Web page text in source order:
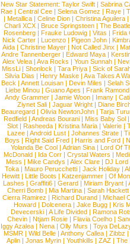
New Star Statement: Taylor Swift | Sabrina
Rae |Central Cee |Selena Gomez |Raye |
| Metallica | Celine Dion | Christina Aguilera |
Charli XCX |Bruce Springsteen |The
Rosenberg | Frauke Ludowig | Vitas | Frida
Nick Carter | Lucenzo | Pigeon John |
Aida |Christine Mayer |Not Called Jinx |
Andre Tannenberger | Edward Maya |
Alex Velea | Ava Rocks | Youn Sunnah |
MissLi | Shonlock | Tara Priya | Sick of
Silvia Dias |Henry Maske |Ava Takes A
Beck |Annett Louisan |Devin Miles |Selah
Liebe Minou |Guano Apes |Frank Ramond
Andy Grammer |Jamie Woon | Imany |
Ziynet Sali |Jaguar Wright |Diane
Beauregard |Olivia NewtonJohn |Tarja
Redfield | Andreas Bourani | Miss Baby Sol
Slot | Rasheeda | Kristina Maria | Valerie |
Lazee | Android Lust | Johannes Strate |
Boys | Right Said Fred | Harris and Ford |
Yolanda Be Cool |Adrian Sina |Lord Of
McDonald | Ida Corr |Crystal Waters |
Mess | Mike Candys | Alex Clare | DJ Lord
Toka | Mauro Perucchetti | Jack Holiday |
Hewitt |Little Boots |Katzenjammer |Of
Lashes |Graffiti6 |Gerard |Miriam Bryant |
Cherri Bomb | Mia Martina | Sarah Hackett
Cierra Ramirez | Richard Durand | Michael
Howard |Dolcenera |Jake Bugg |Kris
Devecerski |A Life Divided |Ramona
Chevin |Ntjam Rosie |Flavia Coelho |
Iggy Azalea | Nena | Olly Murs | Toya
MSMR |Wild Belle |Anthony Callea |Zibbz
Aplin | Jonas Myrin | Youthkills | ZAZ | The